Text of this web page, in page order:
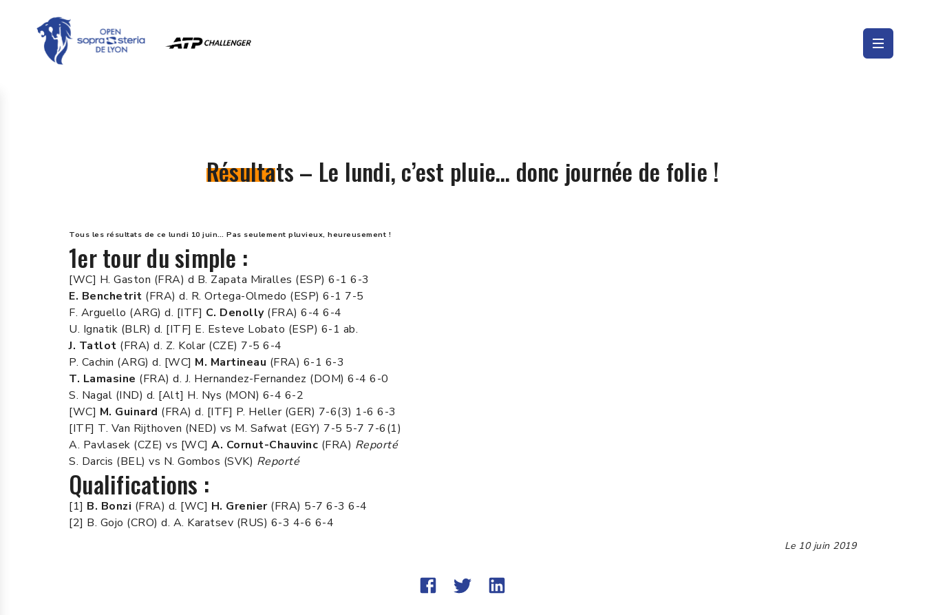
Résultats – Le lundi, c’est pluie… donc journée de folie !
Tous les résultats de ce lundi 10 juin… Pas seulement pluvieux, heureusement !
1er tour du simple :
[WC] H. Gaston (FRA) d B. Zapata Miralles (ESP) 6-1 6-3
E. Benchetrit (FRA) d. R. Ortega-Olmedo (ESP) 6-1 7-5
F. Arguello (ARG) d. [ITF] C. Denolly(FRA) 6-4 6-4
U. Ignatik (BLR) d. [ITF] E. Esteve Lobato (ESP) 6-1 ab.
J. Tatlot (FRA) d. Z. Kolar (CZE) 7-5 6-4
P. Cachin (ARG) d. [WC] M. Martineau (FRA) 6-1 6-3
T. Lamasine (FRA) d. J. Hernandez-Fernandez (DOM) 6-4 6-0
S. Nagal (IND) d. [Alt] H. Nys (MON) 6-4 6-2
[WC] M. Guinard (FRA) d. [ITF] P. Heller (GER) 7-6(3) 1-6 6-3
[ITF] T. Van Rijthoven (NED) vs M. Safwat (EGY) 7-5 5-7 7-6(1)
A. Pavlasek (CZE) vs [WC] A. Cornut-Chauvinc (FRA) Reporté
S. Darcis (BEL) vs N. Gombos (SVK) Reporté
Qualifications :
[1] B. Bonzi (FRA) d. [WC] H. Grenier(FRA) 5-7 6-3 6-4
[2] B. Gojo (CRO) d. A. Karatsev (RUS) 6-3 4-6 6-4
Le 10 juin 2019